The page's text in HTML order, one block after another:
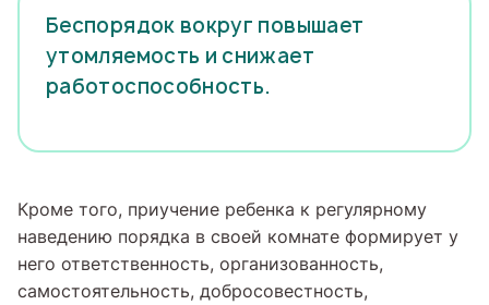
Беспорядок вокруг повышает
утомляемость и снижает
работоспособность.
Кроме того, приучение ребенка к регулярному
наведению порядка в своей комнате формирует у
него ответственность, организованность,
самостоятельность, добросовестность,